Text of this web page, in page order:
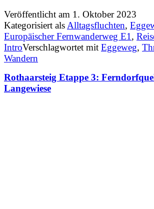
Veröffentlicht am 1. Oktober 2023
Kategorisiert alsAlltagsfluchten,
Europäischer Fernwanderweg E1,
IntroVerschlagwortet mit Eggeweg,
Wandern
Rothaarsteig Etappe 3:
Langewiese